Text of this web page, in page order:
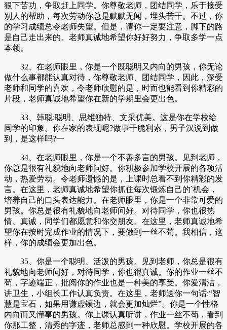
狠下苦功，争取赶上同学。你尊敬老师，团结同学，乐于接受
别人的帮助，每次劳动你总是默默无闻，埋头苦干。不过，你
的学习成绩总令老师失望。但是，请你一定要注意，脚下的路
是自己走出来的。老师真诚地希望你好好努力，争取多学一点
本领。
32、在老师眼里，你是一个既聪明又内向的男孩，你无论
做什么事都能认真对待，你尊敬老师、团结同学，因此，深受
老师和同学的喜欢，令老师欣慰的是，时而也能看到你精彩的
片段，老师真诚地希望你在新的学期里会更出色。
33、韩聪:聪明、思维独特、文采优美。这是你在学校给
同学的印象。你在家的表现呢?做事干脆利索，男子汉说到做
到，是这样吗?一
34、在老师眼里，你是一个不善多言的男孩。见到老师，
你总是很有礼貌地向老师问好。你积极参加学校开展的各项活
动，热爱劳动。令老师遗憾的是，上课时总看不到你精彩的发
言。在这里，老师真诚地希望你抓住每次锻炼自己的`机会，
培养自己的口头表达能力。在老师眼里，你是一个非常可爱的
男孩。你总是很有礼貌地向老师问好。对待同学，你也很热
情、真诚，同学们都愿意和你交朋友。在这里，老师真诚地希
望你在按时完成作业的情况下，要做到一丝不苟。我相信，这
样，你的成绩会更加出色。
35、你是一个聪明、活泼的男孩。见到老师，你总是很有
礼貌地向老师问好，对待同学，你也很真诚。你的作业一丝不
苟，字迹端正，批阅你的作业也是一种美的享受。你爱清洁，
讲卫生，小组长工作认真负责。在这里，老师送你一句话:“智
慧是宝石，如果用谦虚镶边，就会更加灿烂”。你是一个性格
内向而又懂事的男孩。你上课认真听讲，作业一丝不苟，看到
你那工整，清秀的字迹，老师总感到一种欣慰。学校开展的各